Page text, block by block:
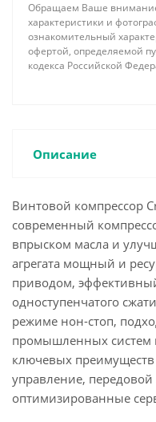
Обращаем Ваше
характеристики и
ознакомительный
офертой, определяемой
кодекса Российской
Описание
Винтовой компрессор
современный
впрыском масла и
агрегата мощный и
приводом,
одноступенчатого
режиме нон-стоп,
промышленных систем
ключевых
управление,
оптимизированные